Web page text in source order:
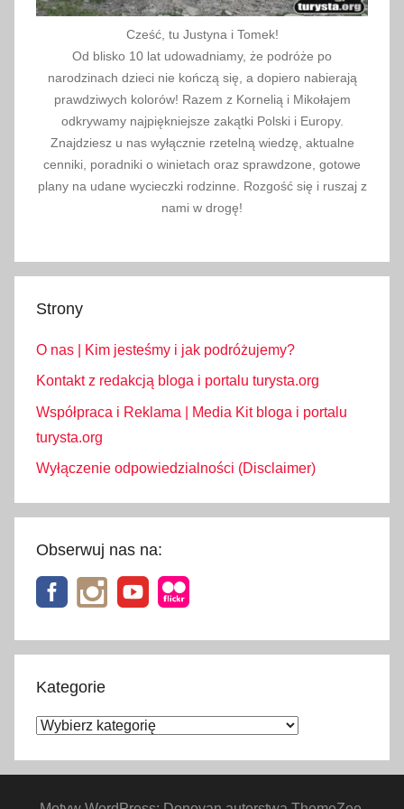
Cześć, tu Justyna i Tomek!
Od blisko 10 lat udowadniamy, że podróże po
narodzinach dzieci nie kończą się, a dopiero nabierają
prawdziwych kolorów! Razem z Kornelią i Mikołajem
odkrywamy najpiękniejsze zakątki Polski i Europy.
Znajdziesz u nas wyłącznie rzetelną wiedzę, aktualne
cenniki, poradniki o winietach oraz sprawdzone, gotowe
plany na udane wycieczki rodzinne. Rozgość się i ruszaj z
nami w drogę!
Strony
O nas | Kim jesteśmy i jak podróżujemy?
Kontakt z redakcją bloga i portalu turysta.org
Współpraca i Reklama | Media Kit bloga i portalu
turysta.org
Wyłączenie odpowiedzialności (Disclaimer)
Obserwuj nas na:
Kategorie
Kategorie